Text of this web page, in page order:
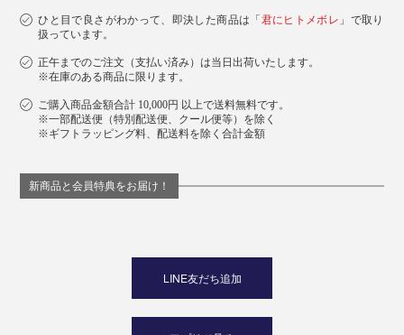
ひと目で良さがわかって、即決した商品は「君にヒトメボレ 」で取り
扱っています。
正午までのご注文（支払い済み）は当日出荷いたします。
※在庫のある商品に限ります。
ご購入商品金額合計 10,000円 以上で送料無料です。
※一部配送便（特別配送便、クール便等）を除く
※ギフトラッピング料、配送料を除く合計金額
新商品と会員特典をお届け！
LINE友だち追加